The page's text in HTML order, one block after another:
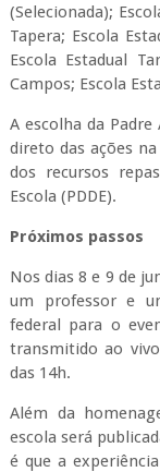
(Selecionada);
Tapera; Escola
Escola Estadual
Campos; Escola
A escolha da
direto das ações
dos recursos
Escola (PDDE).
Próximos passos
Nos dias 8 e 9 de
um professor e
federal para o
transmitido ao
das 14h.
Além da
escola será
é que a